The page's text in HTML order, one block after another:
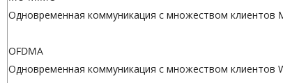
Одновременная коммуникация с множеством клиентов
OFDMA
Одновременная коммуникация с множеством клиентов